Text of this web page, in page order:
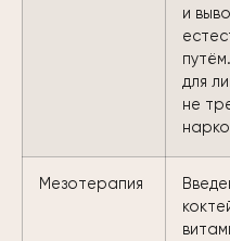
и
для
не
Мезотерапия